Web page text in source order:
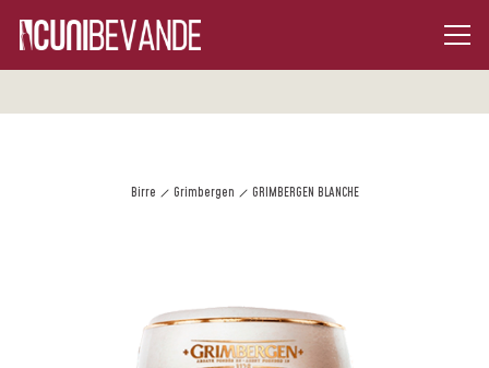
Birre Grimbergen GRIMBERGEN BLANCHE